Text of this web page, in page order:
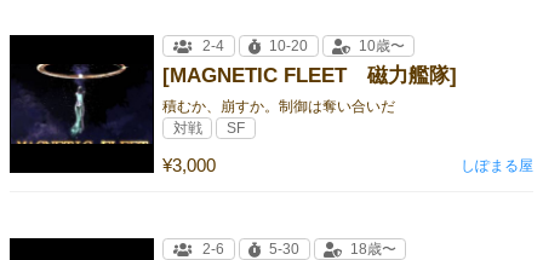
[MAGNETIC FLEET 磁力艦隊]
積むか、崩すか。制御は奪い合いだ
¥3,000
2-4 10-20 10歳〜
対戦 SF
しぽまる屋
2-6 5-30 18歳〜